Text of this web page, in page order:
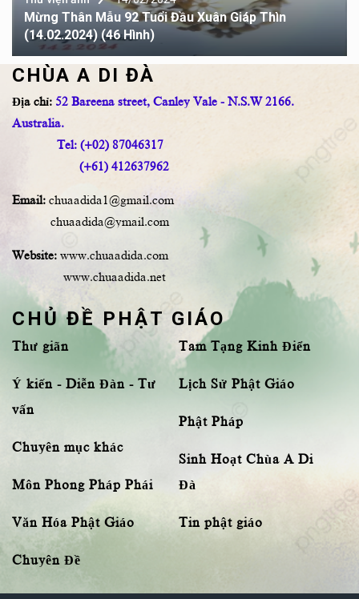
ĐẠI LỄ VU LAN TẠI CHÙA A DI ĐÀ PL.2567
(10.09.2023) (68 Hình)
CHÙA A DI ĐÀ
Địa chỉ: 52 Bareena street, Canley Vale - N.S.W 2166.
Australia.
Tel: (+02) 87046317
(+61) 412637962
Email: chuaadida1@gmail.com
chuaadida@ymail.com
Website: www.chuaadida.com
www.chuaadida.net
CHỦ ĐỀ PHẬT GIÁO
Thư giãn
Ý kiến - Diễn Đàn - Tư
vấn
Chuyên mục khác
Môn Phong Pháp Phái
Văn Hóa Phật Giáo
Chuyên Đề
Tam Tạng Kinh Điển
Lịch Sử Phật Giáo
Phật Pháp
Sinh Hoạt Chùa A Di
Đà
Tin phật giáo